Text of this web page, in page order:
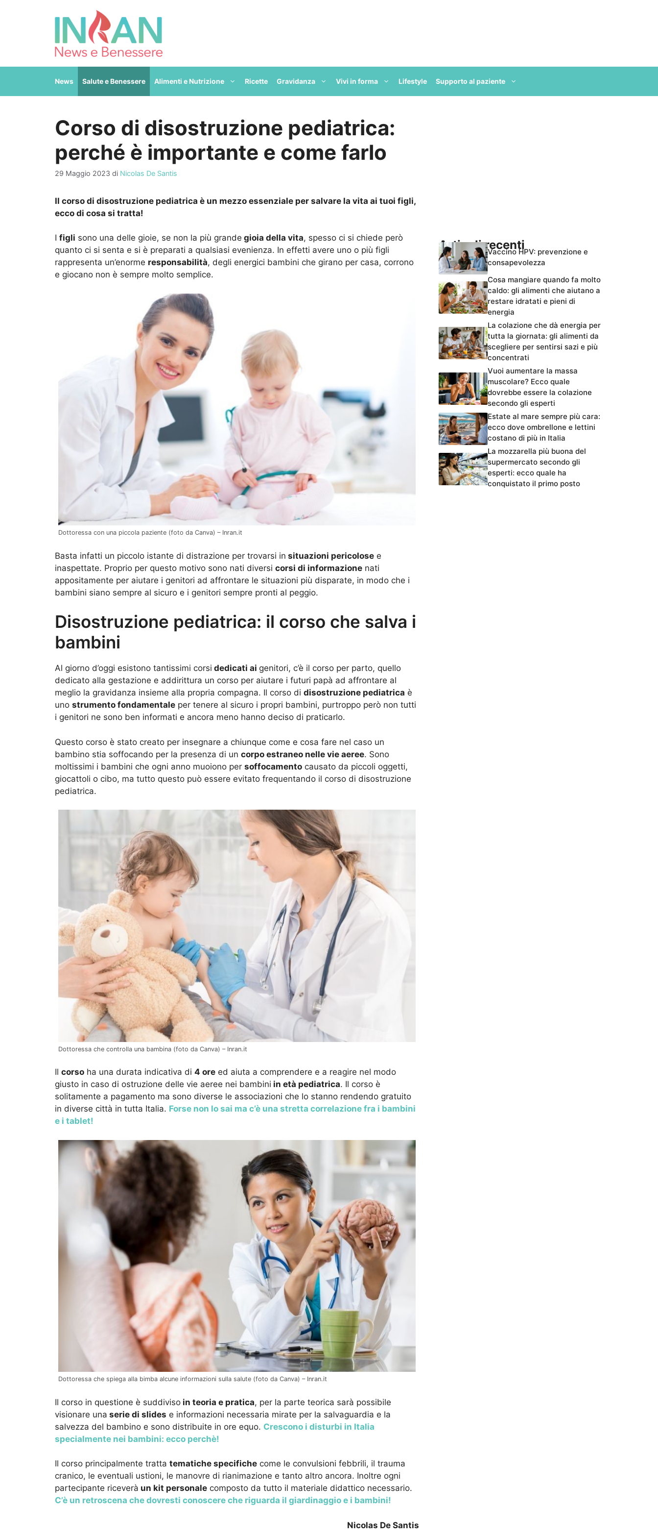
News Salute e Benessere Alimenti e Nutrizione Ricette Gravidanza Vivi in forma Lifestyle Supporto al paziente
Corso di disostruzione pediatrica:
perché è importante e come farlo
29 Maggio 2023 di Nicolas De Santis
Il corso di disostruzione pediatrica è un mezzo essenziale per salvare la vita ai tuoi figli,
ecco di cosa si tratta!
I figli sono una delle gioie, se non la più grande gioia della vita, spesso ci si chiede però
quanto ci si senta e si è preparati a qualsiasi evenienza. In effetti avere uno o più figli
rappresenta un’enorme responsabilità, degli energici bambini che girano per casa, corrono
e giocano non è sempre molto semplice.
Dottoressa con una piccola paziente (foto da Canva) – Inran.it
Basta infatti un piccolo istante di distrazione per trovarsi in situazioni pericolose e
inaspettate. Proprio per questo motivo sono nati diversi corsi di informazione nati
appositamente per aiutare i genitori ad affrontare le situazioni più disparate, in modo che i
bambini siano sempre al sicuro e i genitori sempre pronti al peggio.
Disostruzione pediatrica: il corso che salva i
bambini
Al giorno d’oggi esistono tantissimi corsi dedicati ai genitori, c’è il corso per parto, quello
dedicato alla gestazione e addirittura un corso per aiutare i futuri papà ad affrontare al
meglio la gravidanza insieme alla propria compagna. Il corso di disostruzione pediatrica è
uno strumento fondamentale per tenere al sicuro i propri bambini, purtroppo però non tutti
i genitori ne sono ben informati e ancora meno hanno deciso di praticarlo.
Questo corso è stato creato per insegnare a chiunque come e cosa fare nel caso un
bambino stia soffocando per la presenza di un corpo estraneo nelle vie aeree. Sono
moltissimi i bambini che ogni anno muoiono per soffocamento causato da piccoli oggetti,
giocattoli o cibo, ma tutto questo può essere evitato frequentando il corso di disostruzione
pediatrica.
Dottoressa che controlla una bambina (foto da Canva) – Inran.it
Il corso ha una durata indicativa di 4 ore ed aiuta a comprendere e a reagire nel modo
giusto in caso di ostruzione delle vie aeree nei bambini in età pediatrica. Il corso è
solitamente a pagamento ma sono diverse le associazioni che lo stanno rendendo gratuito
in diverse città in tutta Italia. Forse non lo sai ma c’è una stretta correlazione fra i bambini
e i tablet!
Dottoressa che spiega alla bimba alcune informazioni sulla salute (foto da Canva) – Inran.it
Il corso in questione è suddiviso in teoria e pratica, per la parte teorica sarà possibile
visionare una serie di slides e informazioni necessaria mirate per la salvaguardia e la
salvezza del bambino e sono distribuite in ore equo. Crescono i disturbi in Italia
specialmente nei bambini: ecco perchè!
Il corso principalmente tratta tematiche specifiche come le convulsioni febbrili, il trauma
cranico, le eventuali ustioni, le manovre di rianimazione e tanto altro ancora. Inoltre ogni
partecipante riceverà un kit personale composto da tutto il materiale didattico necessario.
C’è un retroscena che dovresti conoscere che riguarda il giardinaggio e i bambini!
Nicolas De Santis
Articoli recentiVaccino HPV: prevenzione e
consapevolezza
Cosa mangiare quando fa molto
caldo: gli alimenti che aiutano a
restare idratati e pieni di
energia
La colazione che dà energia per
tutta la giornata: gli alimenti da
scegliere per sentirsi sazi e più
concentrati
Vuoi aumentare la massa
muscolare? Ecco quale
dovrebbe essere la colazione
secondo gli esperti
Estate al mare sempre più cara:
ecco dove ombrellone e lettini
costano di più in Italia
La mozzarella più buona del
supermercato secondo gli
esperti: ecco quale ha
conquistato il primo posto